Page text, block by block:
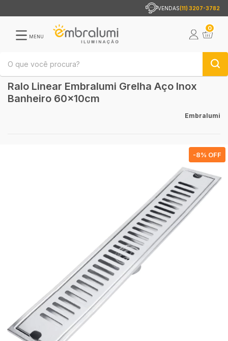
VENDAS(11) 3207-3782
MENU
0
Ralo Linear Embralumi Grelha Aço Inox
Banheiro 60x10cm
Embralumi
-8% OFF